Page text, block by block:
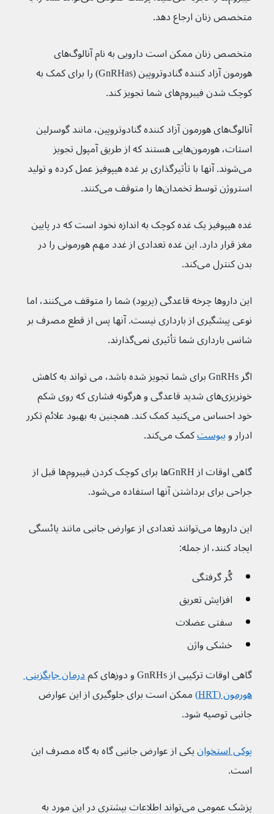
متخصص زنان ارجاع دهد.
متخصص زنان ممکن است دارویی به نام آنالوگ‌های
هورمون آزاد کننده گنادوتروپین (GnRHas) را برای کمک به
کوچک شدن فیبروم‌های شما تجویز کند.
آنالوگ‌های هورمون آزاد کننده گنادوتروپین، مانند گوسرلین
استات، هورمون‌هایی هستند که از طریق آمپول تجویز
می‌شوند. آنها با تأثیرگذاری بر غده هیپوفیز عمل کرده و تولید
استروژن توسط تخمدان‌ها را متوقف می‌کنند.
غده هیپوفیز یک غده کوچک به اندازه نخود است که در پایین
مغز قرار دارد. این غده تعدادی از غدد مهم هورمونی را در
بدن کنترل می‌کند.
این داروها چرخه قاعدگی (پریود) شما را متوقف می‌کنند، اما
نوعی پیشگیری از بارداری نیست. آنها پس از قطع مصرف بر
شانس بارداری شما تأثیری نمی‌گذارند.
اگر GnRHs برای شما تجویز شده باشد، می تواند به کاهش
خونریزی‌های شدید قاعدگی و هرگونه فشاری که روی شکم
خود احساس می‌کنید کمک کند. همچنین به بهبود علائم تکرر
ادرار و یبوست کمک می‌کند.
گاهی اوقات از GnRH‌ها برای کوچک کردن فیبروم‌ها قبل از
جراحی برای برداشتن آنها استفاده می‌شود.
این داروها می‌توانند تعدادی از عوارض جانبی مانند یائسگی
ایجاد کنند، از جمله:
گُر گرفتگی
افزایش تعریق
سفتی عضلات
خشکی واژن
گاهی اوقات ترکیبی از GnRHs و دوزهای کم
درمان جایگزینی
هورمون (HRT)
ممکن است برای جلوگیری از این عوارض
جانبی توصیه شود.
پوکی استخوانیکی از عوارض جانبی گاه به گاه مصرف این
است.
پزشک عمومی می‌تواند اطلاعات بیشتری در این مورد به